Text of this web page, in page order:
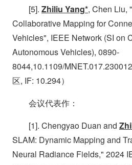
[5]. Zhiliu Yang*, Chen Liu,
Collaborative Mapping for
Vehicles", IEEE Network (SI on
Autonomous Vehicles), 0890-
8044,10.1109/
区, IF: 10.294）
会议代表作：
[1]. Chengyao Duan and
SLAM: Dynamic Mapping and
Neural Radiance Fields," 2024